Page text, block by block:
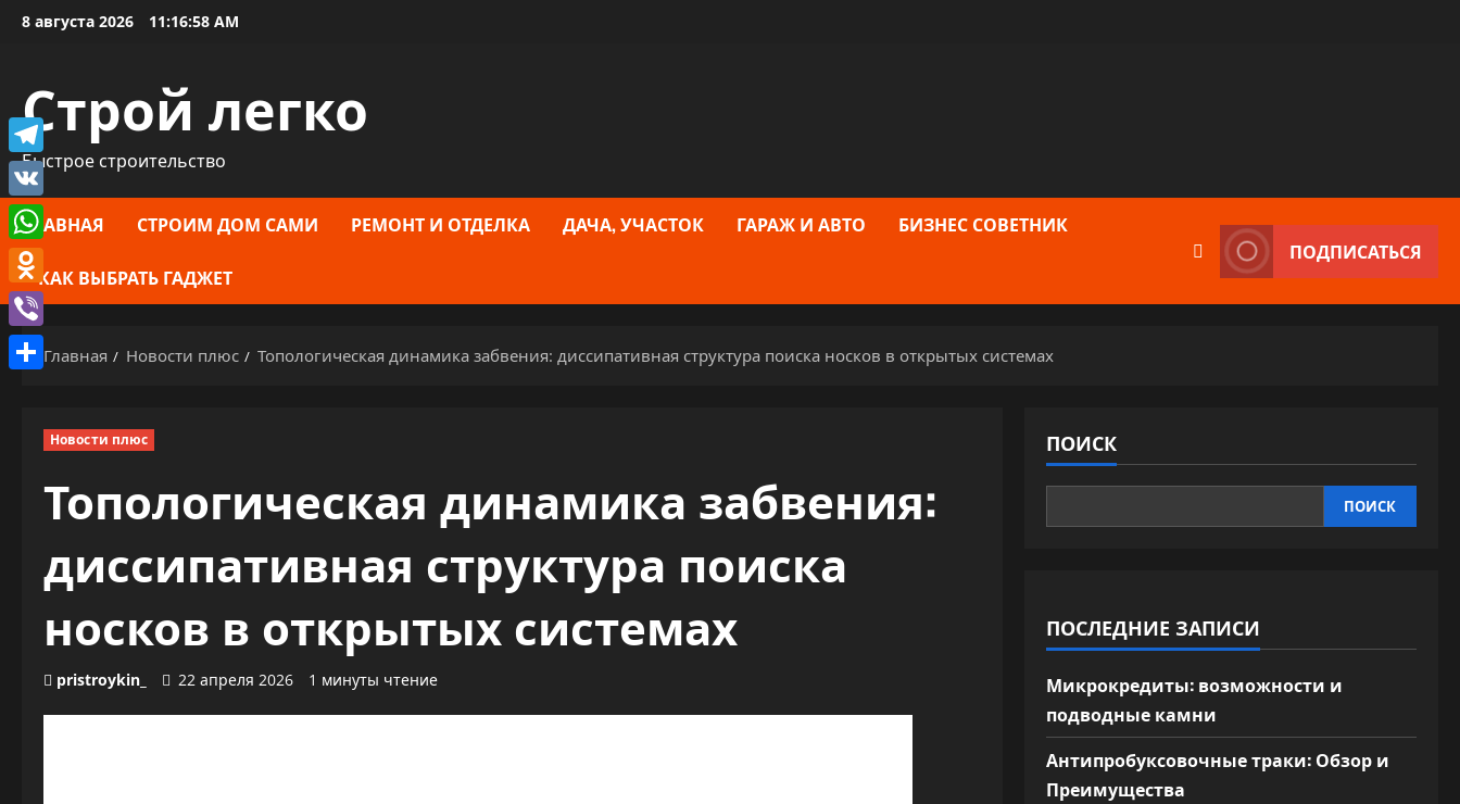
Перейти
8 августа 2026 11:16:59 AM
Строй легко
Быстрое строительство
ГЛАВНАЯ СТРОИМ ДОМ САМИ РЕМОНТ И ОТДЕЛКА ДАЧА, УЧАСТОК ГАРАЖ И АВТО БИЗНЕС СОВЕТНИК
КАК ВЫБРАТЬ ГАДЖЕТ
ПОДПИСАТЬСЯ
Главная Новости плюс Топологическая динамика забвения: диссипативная структура поиска носков в открытых системах
Новости плюс
Топологическая динамика забвения:
диссипативная структура поиска
носков в открытых системах
pristroykin_ 22 апреля 2026 1 минуты чтение
ПОИСК
ПОИСК
ПОСЛЕДНИЕ ЗАПИСИ
Микрокредиты: возможности и
подводные камни
Антипробуксовочные траки: Обзор и
Преимущества
Telegram
VK
WhatsApp
Odnoklassniki
Viber